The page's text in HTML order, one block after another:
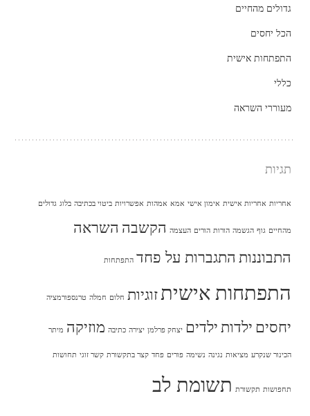
גדולים מהחיים
הכל יחסים
התפתחות אישית
כללי
מעוררי השראה
תגיות
אחריות אחריות אישית אימון אישי אמא אמהות אפשרויות ביטוי בכתיבה בלוג גדולים
מהחיים גוף הגשמה הורות הורים העצמה הקשבה השראה
התבוננות התגברות על פחד התפתחות
התפתחות אישית זוגיות חלום חמלה טרנספורמציה
יחסים ילדות ילדים יצחק פרלמן יצירה כתיבה מוזיקה מיתר
הכינור שנקרע מציאות נגינה נשימה פורים פחד קצר בתקשורת קשר זוגי תחושות
תחפושות תקשורת תשומת לב